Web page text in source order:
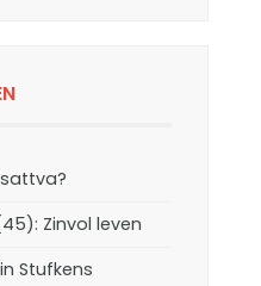
Zinvol leven
Stufkens